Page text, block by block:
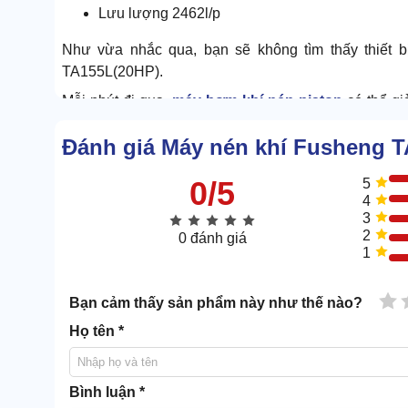
Lưu lượng 2462l/p
Như vừa nhắc qua, bạn sẽ không tìm thấy
TA155L(20HP).
Mỗi phút đi qua, máy bơm khí nén piston có thể
Áp lực khí 10kg/cm2
Áp lực khí nén của Fusheng TA155L(20HP) không
ứng nhu cầu của nhiều nơi tiêu thụ.
Mức áp lực này đủ mạnh để tham gia vào nhiều
Động cơ lõi đồng
Đánh giá Máy nén khí Fusheng
0/5
0 đánh giá
5
4
3
2
1
Bạn cảm thấy sản phẩm này như thế nào? 1
Họ tên *
Bình luận *